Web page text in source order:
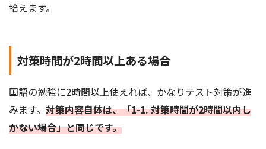
拾えます。
対策時間が2時間以上ある場合
国語の勉強に2時間以上使えれば、かなりテスト対策が進
みます。 対策内容自体は、「1-1. 対策時間が2時間以内し
かない場合」と同じです。